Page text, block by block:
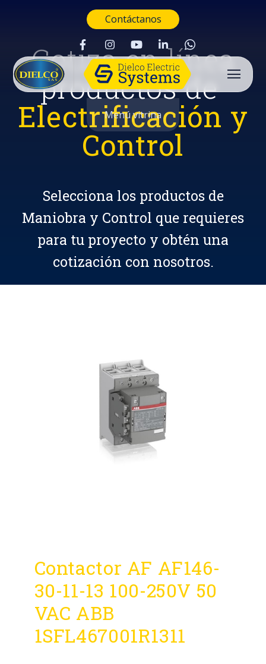
Contáctanos
Menú vitrina
Cotiza en línea
productos de
Electrificación y
Control
Selecciona los productos de
Maniobra y Control que requieres
para tu proyecto y obtén una
cotización con nosotros.
Contactor AF AF146-
30-11-13 100-250V 50
VAC ABB
1SFL467001R1311